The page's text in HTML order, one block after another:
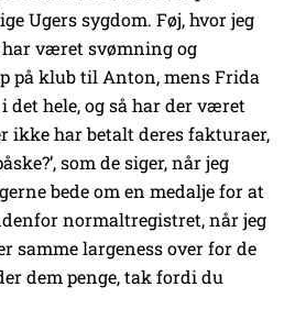
Ugers sygdom. Føj, hvor jeg
været svømning og
på klub til Anton, mens Frida
hele, og så har der været
ikke har betalt deres fakturaer,
som de siger, når jeg
bede om en medalje for at
normaltregistret, når jeg
samme largeness over for de
dem penge, tak fordi du